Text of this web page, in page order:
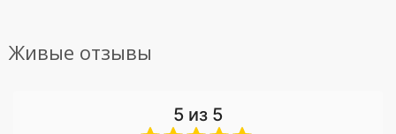
Живые отзывы
5 из 5